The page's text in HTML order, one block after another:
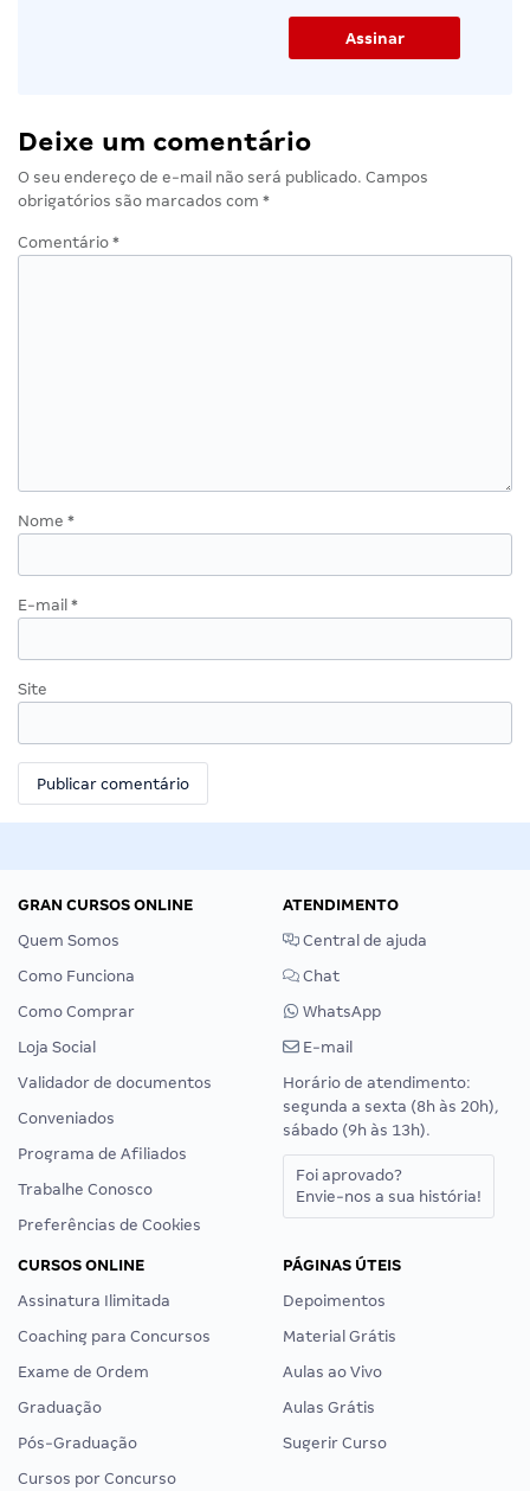
Deixe um comentário
O seu endereço de e-mail não será publicado. Campos
obrigatórios são marcados com *
Comentário *
Nome *
E-mail *
Site
GRAN CURSOS ONLINE
Quem Somos
Como Funciona
Como Comprar
Loja Social
Validador de documentos
Conveniados
Programa de Afiliados
Trabalhe Conosco
Preferências de Cookies
ATENDIMENTO
Central de ajuda
Chat
WhatsApp
E-mail
Horário de atendimento:
segunda a sexta (8h às 20h),
sábado (9h às 13h).
Foi aprovado?
Envie-nos a sua história!
CURSOS ONLINE
Assinatura Ilimitada
Coaching para Concursos
Exame de Ordem
Graduação
Pós-Graduação
Cursos por Concurso
PÁGINAS ÚTEIS
Depoimentos
Material Grátis
Aulas ao Vivo
Aulas Grátis
Sugerir Curso